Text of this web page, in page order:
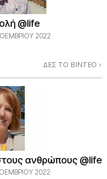
@life
2022
ΔΕΣ ΤΟ ΒΙΝΤΕΟ
ανθρώπους @life
2022